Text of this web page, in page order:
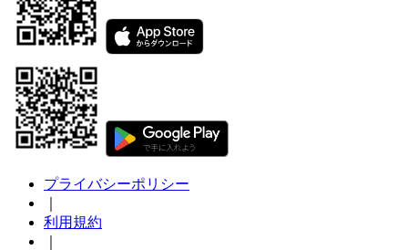
プライバシーポリシー
利用規約